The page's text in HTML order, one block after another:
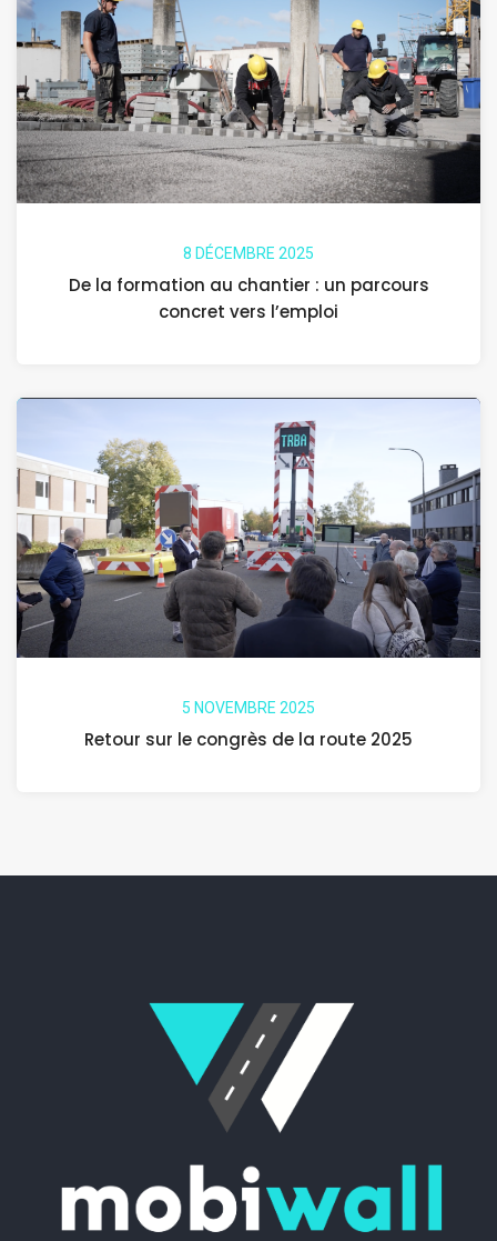
8 DÉCEMBRE 2025
De la formation au chantier : un parcours
concret vers l’emploi
5 NOVEMBRE 2025
Retour sur le congrès de la route 2025